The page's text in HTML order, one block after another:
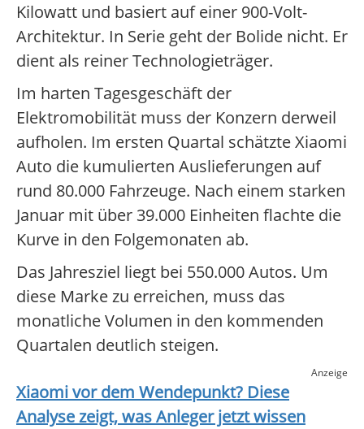
Kilowatt und basiert auf einer 900-Volt-
Architektur. In Serie geht der Bolide nicht. Er
dient als reiner Technologieträger.
Im harten Tagesgeschäft der
Elektromobilität muss der Konzern derweil
aufholen. Im ersten Quartal schätzte Xiaomi
Auto die kumulierten Auslieferungen auf
rund 80.000 Fahrzeuge. Nach einem starken
Januar mit über 39.000 Einheiten flachte die
Kurve in den Folgemonaten ab.
Das Jahresziel liegt bei 550.000 Autos. Um
diese Marke zu erreichen, muss das
monatliche Volumen in den kommenden
Quartalen deutlich steigen.
Anzeige
Xiaomivor dem Wendepunkt? Diese
Analyse zeigt, was Anleger jetzt wissen